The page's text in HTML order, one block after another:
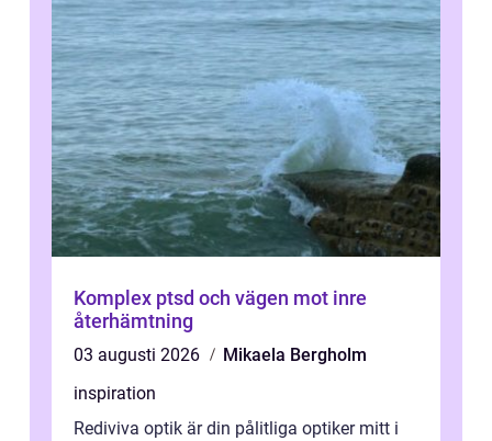
Komplex ptsd och vägen mot inre
återhämtning
03 augusti 2026
Mikaela Bergholm
inspiration
Rediviva optik är din pålitliga optiker mitt i